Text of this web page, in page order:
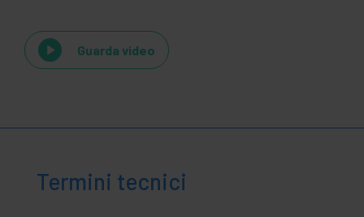
Guarda video
Termini tecnici